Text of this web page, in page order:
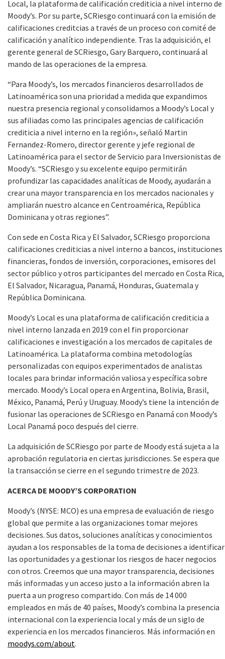
Local, la plataforma de calificación crediticia a nivel interno de
Moody’s. Por su parte, SCRiesgo continuará con la emisión de
calificaciones creditcias a través de un proceso con comité de
calificación y analítico independiente. Tras la adquisición, el
gerente general de SCRiesgo, Gary Barquero, continuará al
mando de las operaciones de la empresa.
“Para Moody’s, los mercados financieros desarrollados de
Latinoamérica son una prioridad a medida que expandimos
nuestra presencia regional y consolidamos a Moody’s Local y
sus afiliadas como las principales agencias de calificación
crediticia a nivel interno en la región», señaló Martin
Fernandez-Romero, director gerente y jefe regional de
Latinoamérica para el sector de Servicio para Inversionistas de
Moody’s. “SCRiesgo y su excelente equipo permitirán
profundizar las capacidades analíticas de Moody, ayudarán a
crear una mayor transparencia en los mercados nacionales y
ampliarán nuestro alcance en Centroamérica, República
Dominicana y otras regiones”.
Con sede en Costa Rica y El Salvador, SCRiesgo proporciona
calificaciones crediticias a nivel interno a bancos, instituciones
financieras, fondos de inversión, corporaciones, emisores del
sector público y otros participantes del mercado en Costa Rica,
El Salvador, Nicaragua, Panamá, Honduras, Guatemala y
República Dominicana.
Moody’s Local es una plataforma de calificación crediticia a
nivel interno lanzada en 2019 con el fin proporcionar
calificaciones e investigación a los mercados de capitales de
Latinoamérica. La plataforma combina metodologías
personalizadas con equipos experimentados de analistas
locales para brindar información valiosa y específica sobre
mercado. Moody’s Local opera en Argentina, Bolivia, Brasil,
México, Panamá, Perú y Uruguay. Moody’s tiene la intención de
fusionar las operaciones de SCRiesgo en Panamá con Moody’s
Local Panamá poco después del cierre.
La adquisición de SCRiesgo por parte de Moody está sujeta a la
aprobación regulatoria en ciertas jurisdicciones. Se espera que
la transacción se cierre en el segundo trimestre de 2023.
ACERCA DE MOODY’S CORPORATION
Moody’s (NYSE: MCO) es una empresa de evaluación de riesgo
global que permite a las organizaciones tomar mejores
decisiones. Sus datos, soluciones analíticas y conocimientos
ayudan a los responsables de la toma de decisiones a identificar
las oportunidades y a gestionar los riesgos de hacer negocios
con otros. Creemos que una mayor transparencia, decisiones
más informadas y un acceso justo a la información abren la
puerta a un progreso compartido. Con más de 14 000
empleados en más de 40 países, Moody’s combina la presencia
internacional con la experiencia local y más de un siglo de
experiencia en los mercados financieros. Más información en
moodys.com/about.